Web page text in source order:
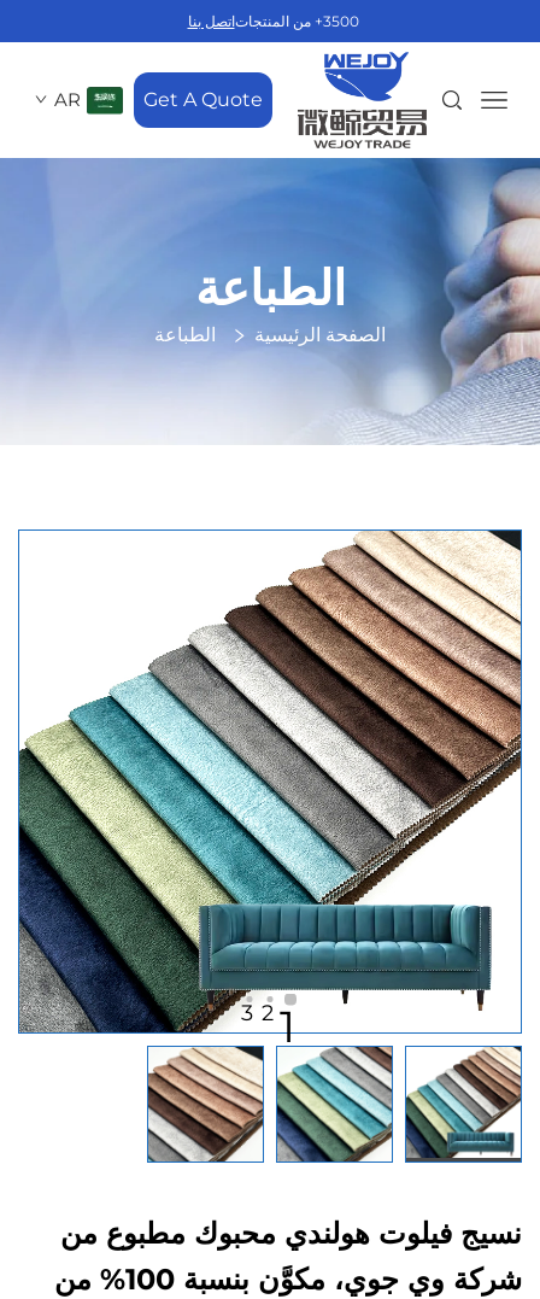
3500+ من المنتجات اتصل بنا
Get A Quote
AR
الطباعة
الصفحة الرئيسية الطباعة
1
2
3
نسيج فيلوت هولندي محبوك مطبوع من
شركة وي جوي، مكوَّن بنسبة 100% من